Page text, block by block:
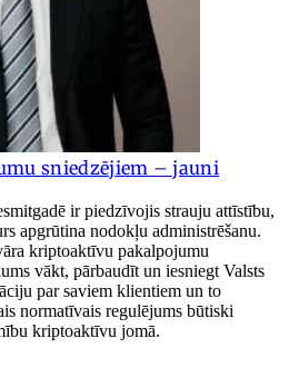
sniedzējiem – jauni
ir piedzīvojis strauju attīstību,
apgrūtina nodokļu administrēšanu.
kriptoaktīvu pakalpojumu
vākt, pārbaudīt un iesniegt Valsts
par saviem klientiem un to
normatīvais regulējums būtiski
kriptoaktīvu jomā.